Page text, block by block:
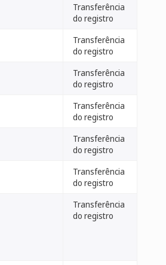
Transferência
do registro
Transferência
do registro
Transferência
do registro
Transferência
do registro
Transferência
do registro
Transferência
do registro
Transferência
do registro